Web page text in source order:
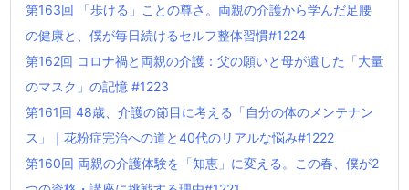
第163回 「歩ける」ことの尊さ。両親の介護から学んだ足腰
の健康と、僕が毎日続けるセルフ整体習慣#1224
第162回 コロナ禍と両親の介護：父の願いと母が遺した「大量
のマスク」の記憶 #1223
第161回 48歳、介護の節目に考える「自分の体のメンテナン
ス」｜花粉症完治への道と40代のリアルな悩み#1222
第160回 両親の介護体験を「知恵」に変える。この春、僕が2